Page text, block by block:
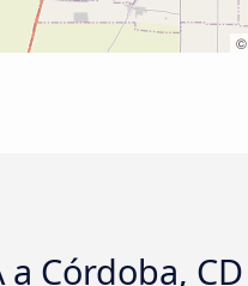
©
Córdoba, CD